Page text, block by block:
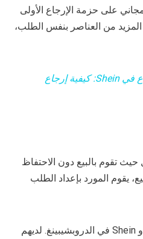
على حزمة الإرجاع الأولى
من العناصر بنفس الطلب،
سياسة الإرجاع في Shein: كيفية إرجاع
تقوم بالبيع دون الاحتفاظ
يقوم المورد بإعداد الطلب
يمكن استخدام كل من Temu و Shein في الدروبشيبينغ. لديهم